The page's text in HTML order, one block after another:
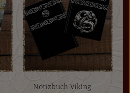
Notizbuch Viking